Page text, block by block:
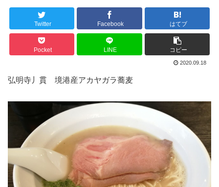
Twitter Facebook はてブ
Pocket LINE コピー
2020.09.18
弘明寺丿貫 境港産アカヤガラ蕎麦